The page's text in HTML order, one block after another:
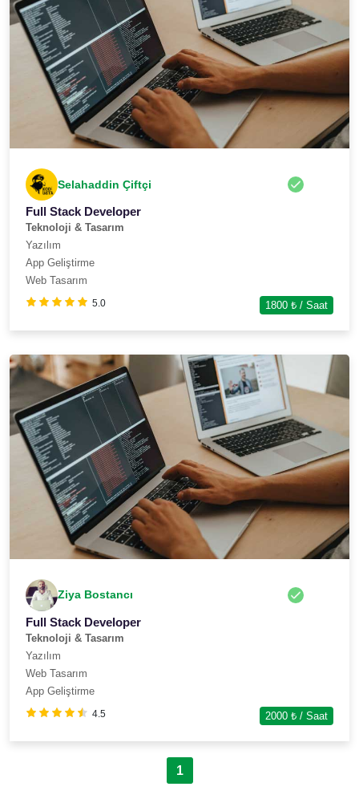
Selahaddin Çiftçi
Full Stack Developer
Teknoloji & Tasarım
Yazılım
App Geliştirme
Web Tasarım
5.0 1800 ₺ / Saat
Ziya Bostancı
Full Stack Developer
Teknoloji & Tasarım
Yazılım
Web Tasarım
App Geliştirme
4.5 2000 ₺ / Saat
1